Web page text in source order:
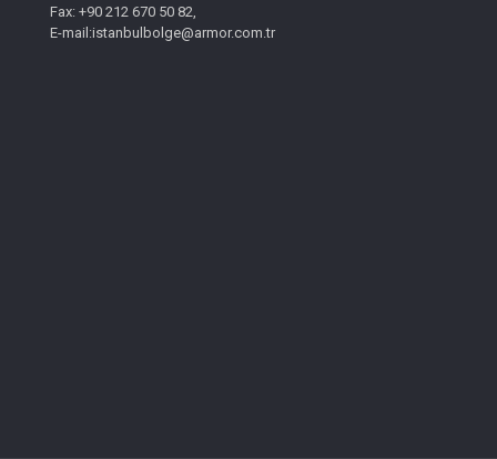
Fax: +90 212 670 50 82,
E-mail:istanbulbolge@armor.com.tr